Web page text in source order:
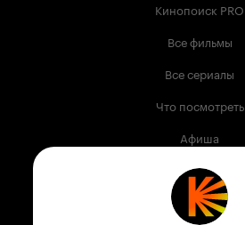
Кинопоиск PRO
Все фильмы
Все сериалы
Что посмотреть
Афиша
Музыка
Телепрограмма